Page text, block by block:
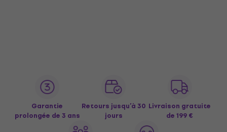
Garantie
prolongée de 3 ans
Retours jusqu’à 30
jours
Livraison gratuite
de 199 €